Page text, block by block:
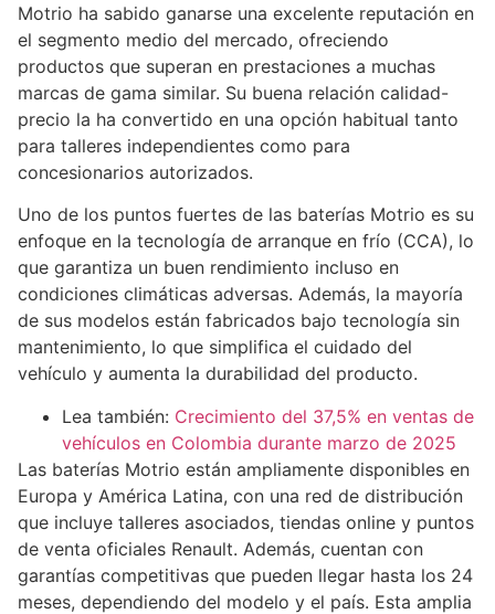
Motrio ha sabido ganarse una excelente reputación en
el segmento medio del mercado, ofreciendo
productos que superan en prestaciones a muchas
marcas de gama similar. Su buena relación calidad-
precio la ha convertido en una opción habitual tanto
para talleres independientes como para
concesionarios autorizados.
Uno de los puntos fuertes de las baterías Motrio es su
enfoque en la tecnología de arranque en frío (CCA), lo
que garantiza un buen rendimiento incluso en
condiciones climáticas adversas. Además, la mayoría
de sus modelos están fabricados bajo tecnología sin
mantenimiento, lo que simplifica el cuidado del
vehículo y aumenta la durabilidad del producto.
Lea también: Crecimiento del 37,5% en ventas de
vehículos en Colombia durante marzo de 2025
Las baterías Motrio están ampliamente disponibles en
Europa y América Latina, con una red de distribución
que incluye talleres asociados, tiendas online y puntos
de venta oficiales Renault. Además, cuentan con
garantías competitivas que pueden llegar hasta los 24
meses, dependiendo del modelo y el país. Esta amplia